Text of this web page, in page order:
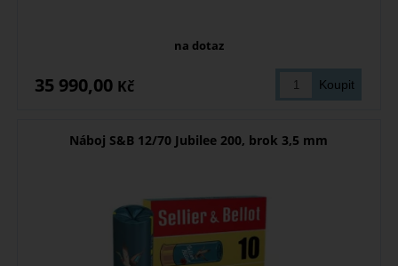
na dotaz
35 990,00 Kč
Náboj S&B 12/70 Jubilee 200, brok 3,5 mm